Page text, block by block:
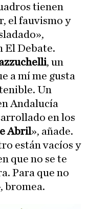
tienen
el fauvismo y
El Debate.
, un
a mí me gusta
Un
Andalucía
en los
Abril», añade.
están vacíos y
que no se te
Para que no
, bromea.